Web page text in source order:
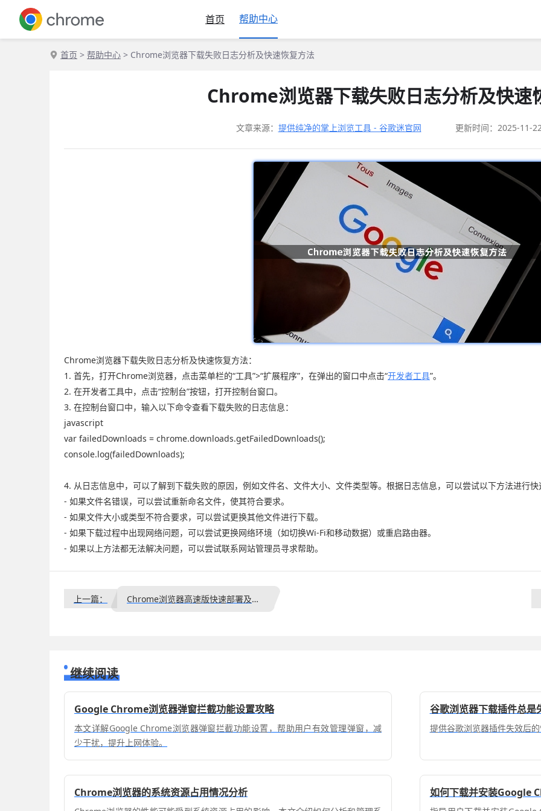
首页 帮助中心
首页 > 帮助中心 > Chrome浏览器下载失败日志分析及快速恢复方法
Chrome浏览器下载失败日志分析及快速
文章来源： 提供纯净的掌上浏览工具 - 谷歌迷官网 更新时间：2025-11-
Chrome浏览器下载失败日志分析及快速恢复方法：
1. 首先，打开Chrome浏览器，点击菜单栏的“工具”>“扩展程序”，在弹出的窗口中点击“开发者工具”。
2. 在开发者工具中，点击“控制台”按钮，打开控制台窗口。
3. 在控制台窗口中，输入以下命令查看下载失败的日志信息：
javascript
var failedDownloads = chrome.downloads.getFailedDownloads();
console.log(failedDownloads);
4. 从日志信息中，可以了解到下载失败的原因，例如文件名、文件大小、文件类型等。根据日志信息，可以尝试以下方法进行
- 如果文件名错误，可以尝试重新命名文件，使其符合要求。
- 如果文件大小或类型不符合要求，可以尝试更换其他文件进行下载。
- 如果下载过程中出现网络问题，可以尝试更换网络环境（如切换Wi-Fi和移动数据）或重启路由器。
- 如果以上方法都无法解决问题，可以尝试联系网站管理员寻求帮助。
上一篇： Chrome浏览器高速版快速部署及使用操作教程
继续阅读
Google Chrome浏览器弹窗拦截功能设置攻略
本文详解Google Chrome浏览器弹窗拦截功能设置，帮助用户有效管理弹窗，减
少干扰，提升上网体验。
谷歌浏览器下载插件总是
提供谷歌浏览器插件失效后
Chrome浏览器的系统资源占用情况分析 如何下载并安装Google